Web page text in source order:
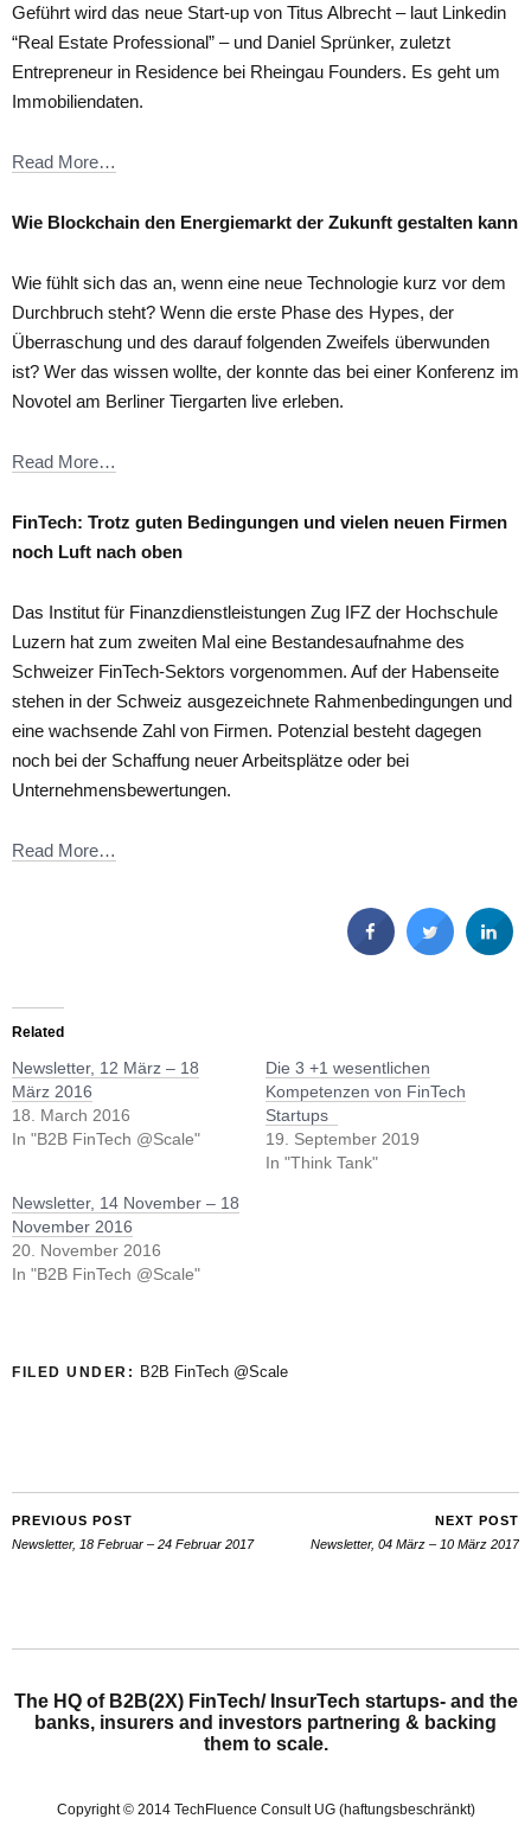
Geführt wird das neue Start-up von Titus Albrecht – laut Linkedin
“Real Estate Professional” – und Daniel Sprünker, zuletzt
Entrepreneur in Residence bei Rheingau Founders. Es geht um
Immobiliendaten.
Read More…
Wie Blockchain den Energiemarkt der Zukunft gestalten kann
Wie fühlt sich das an, wenn eine neue Technologie kurz vor dem
Durchbruch steht? Wenn die erste Phase des Hypes, der
Überraschung und des darauf folgenden Zweifels überwunden
ist? Wer das wissen wollte, der konnte das bei einer Konferenz im
Novotel am Berliner Tiergarten live erleben.
Read More…
FinTech: Trotz guten Bedingungen und vielen neuen Firmen
noch Luft nach oben
Das Institut für Finanzdienstleistungen Zug IFZ der Hochschule
Luzern hat zum zweiten Mal eine Bestandesaufnahme des
Schweizer FinTech-Sektors vorgenommen. Auf der Habenseite
stehen in der Schweiz ausgezeichnete Rahmenbedingungen und
eine wachsende Zahl von Firmen. Potenzial besteht dagegen
noch bei der Schaffung neuer Arbeitsplätze oder bei
Unternehmensbewertungen.
Read More…
Related
Newsletter, 12 März – 18
März 2016
18. March 2016
In "B2B FinTech @Scale"
Die 3 +1 wesentlichen
Kompetenzen von FinTech
Startups
19. September 2019
In "Think Tank"
Newsletter, 14 November – 18
November 2016
20. November 2016
In "B2B FinTech @Scale"
FILED UNDER: B2B FinTech @Scale
PREVIOUS POST
Newsletter, 18 Februar – 24 Februar 2017
NEXT POST
Newsletter, 04 März – 10 März 2017
The HQ of B2B(2X) FinTech/ InsurTech startups- and the
banks, insurers and investors partnering & backing
them to scale.
Copyright © 2014 TechFluence Consult UG (haftungsbeschränkt)